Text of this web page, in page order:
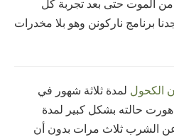
من الموت حتى بعد تجربة كل
برنامج ناركونن وهو بلا مخدرات
الكحول لمدة ثلاثة شهور في
حالته بشكل كبير لمدة
عن الشرب ثلاث مرات بدون أن